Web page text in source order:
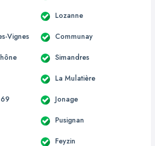
Lozanne
Vignes Communay
Simandres
La Mulatière
Jonage
Pusignan
Feyzin